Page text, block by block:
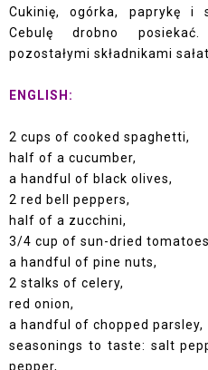
Cukinię, ogórka, paprykę i
Cebulę drobno
pozostałymi składnikami
ENGLISH:
2 cups of cooked spaghetti,
half of a cucumber,
a handful of black olives,
2 red bell peppers,
half of a zucchini,
3/4 cup of sun-dried
a handful of pine nuts,
2 stalks of celery,
red onion,
a handful of chopped parsley,
seasonings to taste: salt
pepper,